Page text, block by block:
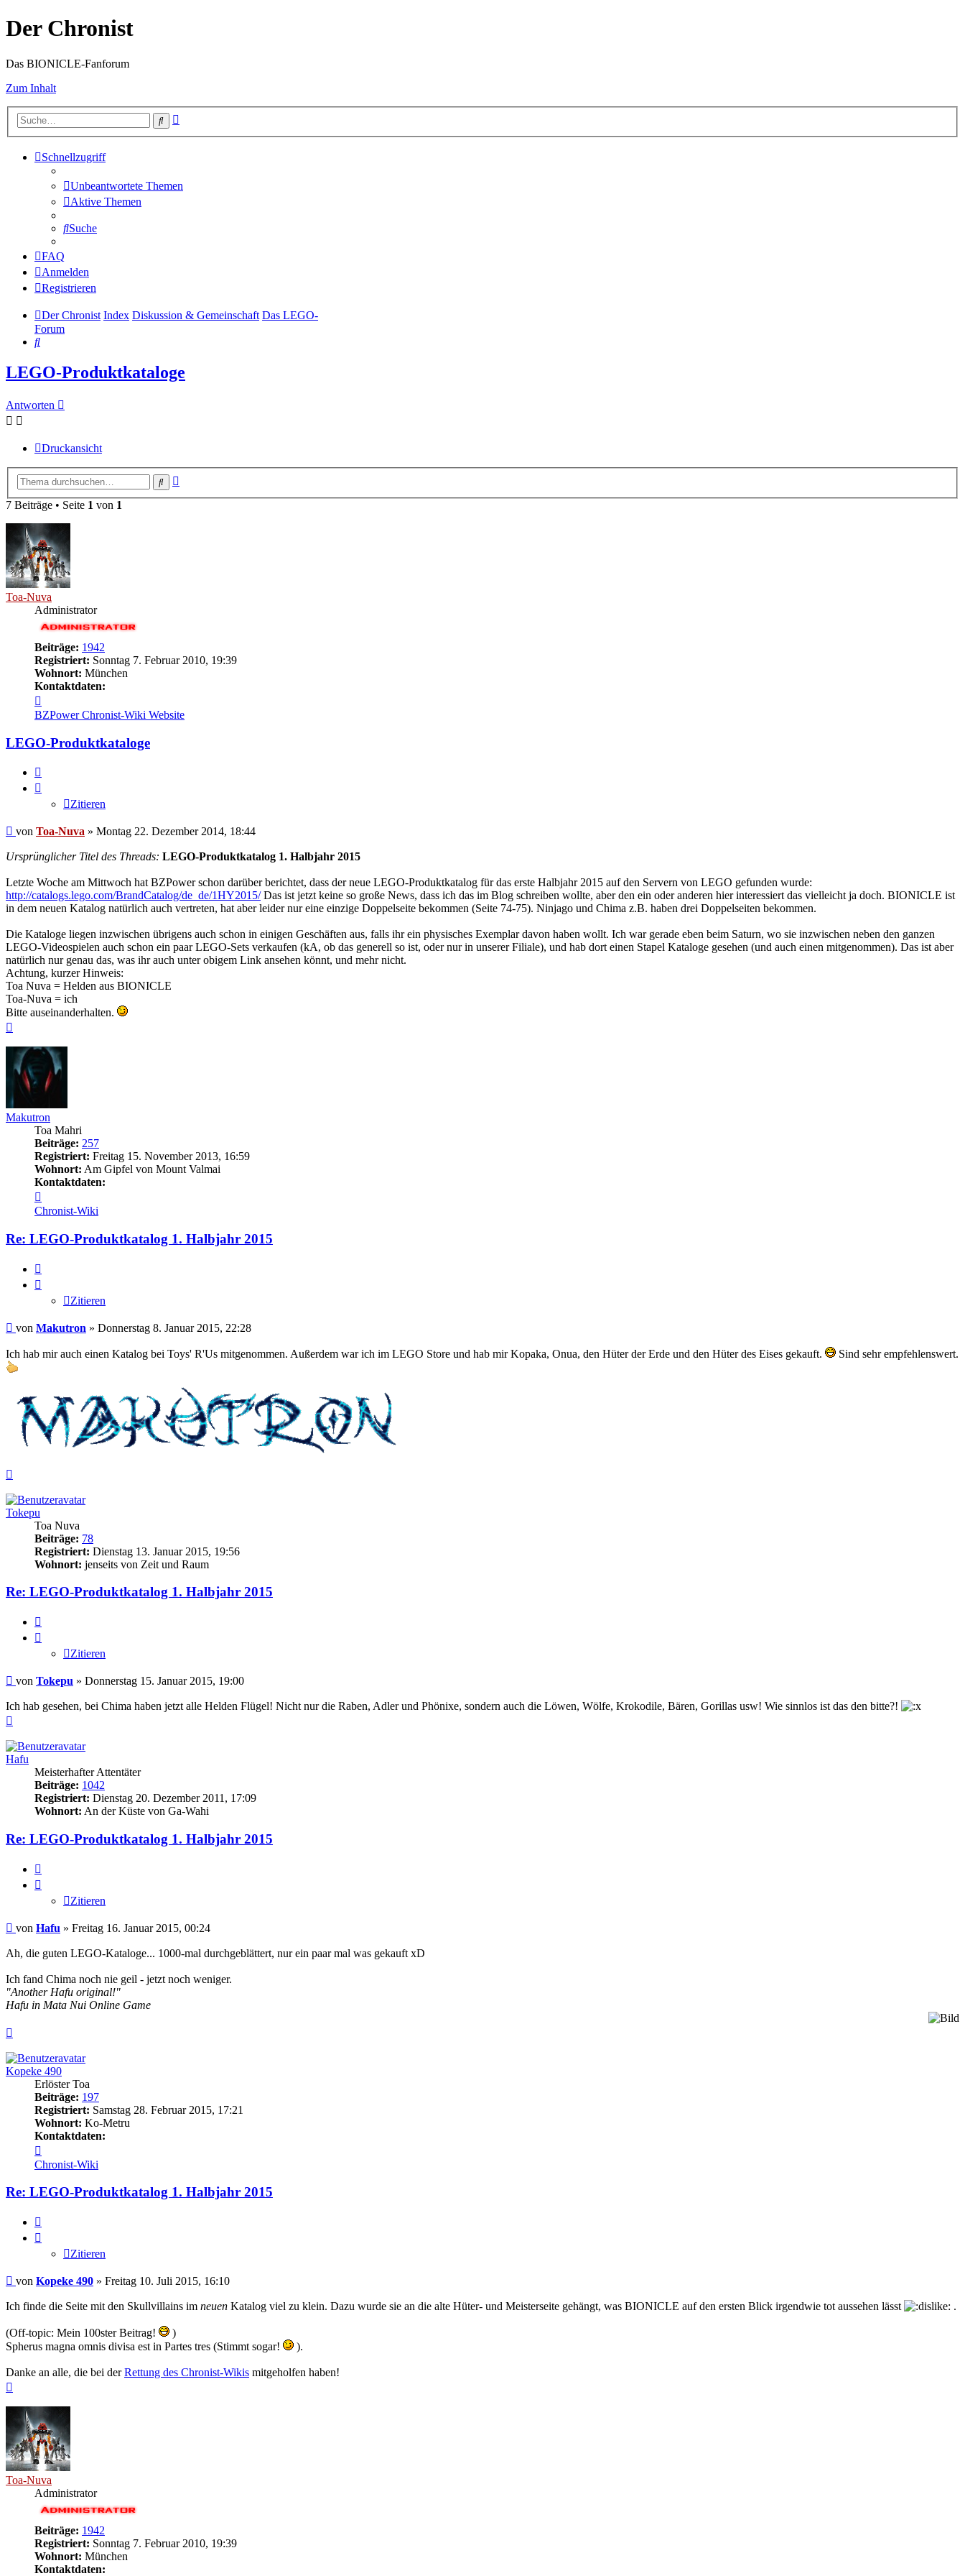
Der Chronist
Das BIONICLE-Fanforum
Zum Inhalt
Suche
Schnellzugriff
Unbeantwortete Themen
Aktive Themen
Suche
FAQ
Anmelden
Registrieren
Der Chronist Index Diskussion & Gemeinschaft Das LEGO-
Forum
Suche
LEGO-Produktkataloge
Antworten
Druckansicht
Suche
7 Beiträge • Seite 1 von 1
Toa-Nuva
Administrator
Beiträge: 1942
Registriert: Sonntag 7. Februar 2010, 19:39
Wohnort: München
Kontaktdaten:
von
Toa-
Nuva
BZPower Chronist-Wiki Website
LEGO-Produktkataloge
Zitieren
Beitrag
von Toa-Nuva » Montag 22. Dezember 2014, 18:44
Ursprünglicher Titel des Threads: LEGO-Produktkatalog 1. Halbjahr 2015
Letzte Woche am Mittwoch hat BZPower schon darüber berichtet, dass der neue LEGO-Produktkatalog für das erste Halbjahr 2015 auf den Servern von LEGO gefunden wurde:
http://catalogs.lego.com/BrandCatalog/de_de/1HY2015/Das ist jetzt keine so große News, dass ich das im Blog schreiben wollte, aber den ein oder anderen hier interessiert das vielleicht ja doch. BIONICLE ist
in dem neuen Katalog natürlich auch vertreten, hat aber leider nur eine einzige Doppelseite bekommen (Seite 74-75). Ninjago und Chima z.B. haben drei Doppelseiten bekommen.
Die Kataloge liegen inzwischen übrigens auch schon in einigen Geschäften aus, falls ihr ein physisches Exemplar davon haben wollt. Ich war gerade eben beim Saturn, wo sie inzwischen neben den ganzen
LEGO-Videospielen auch schon ein paar LEGO-Sets verkaufen (kA, ob das generell so ist, oder nur in unserer Filiale), und hab dort einen Stapel Kataloge gesehen (und auch einen mitgenommen). Das ist aber
natürlich nur genau das, was ihr auch unter obigem Link ansehen könnt, und mehr nicht.
Achtung, kurzer Hinweis:
Toa Nuva = Helden aus BIONICLE
Toa-Nuva = ich
Bitte auseinanderhalten.
Makutron
Toa Mahri
Beiträge: 257
Registriert: Freitag 15. November 2013, 16:59
Wohnort: Am Gipfel von Mount Valmai
Kontaktdaten:
von
Makutron
Chronist-Wiki
Re: LEGO-Produktkatalog 1. Halbjahr 2015
Zitieren
Beitrag
von Makutron » Donnerstag 8. Januar 2015, 22:28
Ich hab mir auch einen Katalog bei Toys' R'Us mitgenommen. Außerdem war ich im LEGO Store und hab mir Kopaka, Onua, den Hüter der Erde und den Hüter des Eises gekauft. Sind sehr empfehlenswert.
Tokepu
Toa Nuva
Beiträge: 78
Registriert: Dienstag 13. Januar 2015, 19:56
Wohnort: jenseits von Zeit und Raum
Re: LEGO-Produktkatalog 1. Halbjahr 2015
Zitieren
Beitrag
von Tokepu » Donnerstag 15. Januar 2015, 19:00
Ich hab gesehen, bei Chima haben jetzt alle Helden Flügel! Nicht nur die Raben, Adler und Phönixe, sondern auch die Löwen, Wölfe, Krokodile, Bären, Gorillas usw! Wie sinnlos ist das den bitte?!
Hafu
Meisterhafter Attentäter
Beiträge: 1042
Registriert: Dienstag 20. Dezember 2011, 17:09
Wohnort: An der Küste von Ga-Wahi
Re: LEGO-Produktkatalog 1. Halbjahr 2015
Zitieren
Beitrag
von Hafu » Freitag 16. Januar 2015, 00:24
Ah, die guten LEGO-Kataloge... 1000-mal durchgeblättert, nur ein paar mal was gekauft xD
Ich fand Chima noch nie geil - jetzt noch weniger.
"Another Hafu original!"
Hafu in Mata Nui Online Game
Kopeke 490
Erlöster Toa
Beiträge: 197
Registriert: Samstag 28. Februar 2015, 17:21
Wohnort: Ko-Metru
Kontaktdaten:
von
Kopeke
490
Chronist-Wiki
Re: LEGO-Produktkatalog 1. Halbjahr 2015
Zitieren
Beitrag
von Kopeke 490 » Freitag 10. Juli 2015, 16:10
Ich finde die Seite mit den Skullvillains im neuen Katalog viel zu klein. Dazu wurde sie an die alte Hüter- und Meisterseite gehängt, was BIONICLE auf den ersten Blick irgendwie tot aussehen lässt .
(Off-topic: Mein 100ster Beitrag!
)
Spherus magna omnis divisa est in Partes tres (Stimmt sogar!
).
Danke an alle, die bei derRettung des Chronist-Wikis mitgeholfen haben!
Toa-Nuva
Administrator
Beiträge: 1942
Registriert: Sonntag 7. Februar 2010, 19:39
Wohnort: München
Kontaktdaten: